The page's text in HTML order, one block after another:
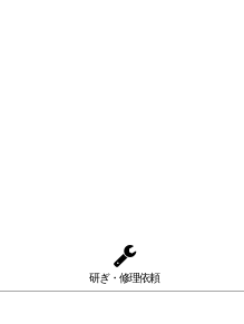
研ぎ・修理依頼